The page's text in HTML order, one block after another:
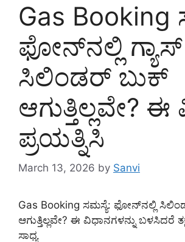
Gas Booking
ಫೋನ್‌ನಲ್ಲಿ ಗ್ಯಾಸ್
ಸಿಲಿಂಡರ್ ಬುಕ್
ಆಗುತ್ತಿಲ್ಲವೇ?
ಪ್ರಯತ್ನಿಸಿ
March 13, 2026 by Sanvi
Gas Booking ಸಮಸ್ಯೆ: ಫೋನ್‌ನಲ್ಲಿ
ಆಗುತ್ತಿಲ್ಲವೇ? ಈ ವಿಧಾನಗಳನ್ನು ಬಳಸಿದರೆ
ಸಾಧ್ಯ